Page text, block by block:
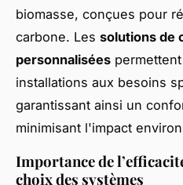
biomasse, conçues pour
carbone. Les solutions de
personnalisées
installations aux besoins
garantissant ainsi un
minimisant l'impact
Importance de
choix des systèmes